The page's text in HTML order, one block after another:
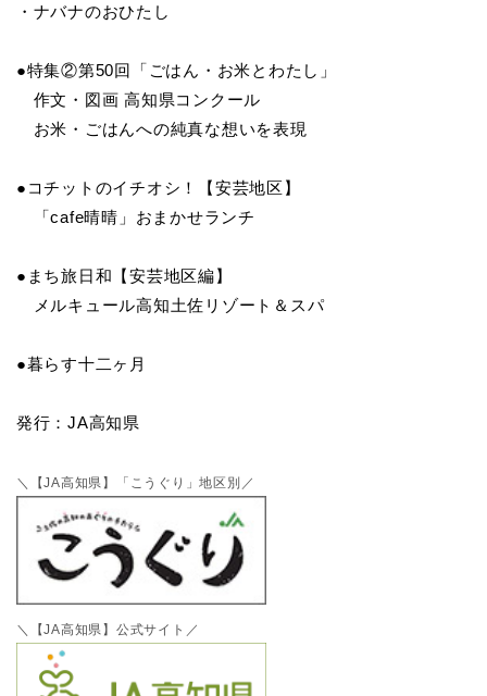
・ナバナのおひたし
●特集②第50回「ごはん・お米とわたし」
作文・図画 高知県コンクール
お米・ごはんへの純真な想いを表現
●コチットのイチオシ！【安芸地区】
「cafe晴晴」おまかせランチ
●まち旅日和【安芸地区編】
メルキュール高知土佐リゾート＆スパ
●暮らす十二ヶ月
発行：JA高知県
＼【JA高知県】「こうぐり」地区別／
＼【JA高知県】公式サイト／